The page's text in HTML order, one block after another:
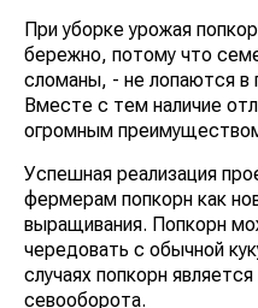
При уборке урожая
бережно, потому что
сломаны, - не лопаются в
Вместе с тем наличие
огромным
Успешная реализация
фермерам попкорн как
выращивания. Попкорн
чередовать с обычной
случаях попкорн
севооборота.